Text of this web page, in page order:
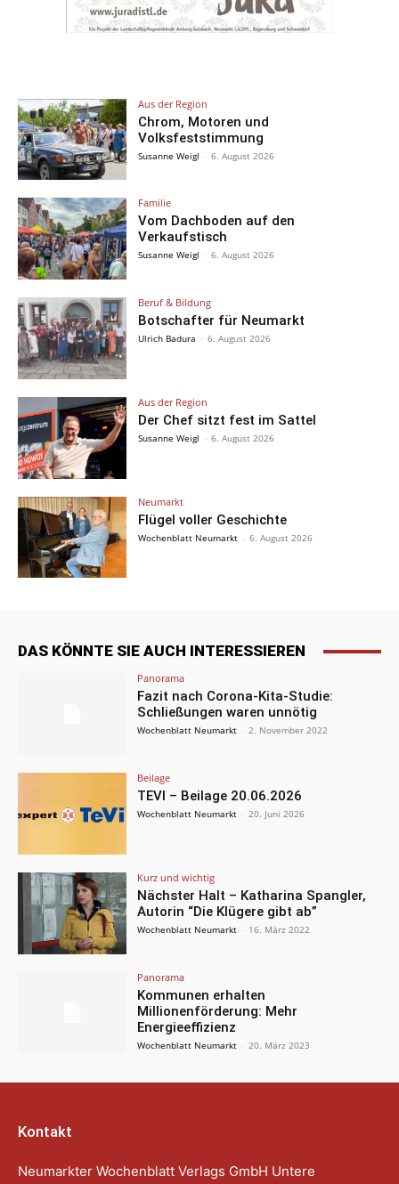
Aus der Region
Chrom, Motoren und
Volksfeststimmung
Susanne Weigl - 6. August 2026
Familie
Vom Dachboden auf den
Verkaufstisch
Susanne Weigl - 6. August 2026
Beruf & Bildung
Botschafter für Neumarkt
Ulrich Badura - 6. August 2026
Aus der Region
Der Chef sitzt fest im Sattel
Susanne Weigl - 6. August 2026
Neumarkt
Flügel voller Geschichte
Wochenblatt Neumarkt - 6. August 2026
DAS KÖNNTE SIE AUCH INTERESSIEREN
Panorama
Fazit nach Corona-Kita-Studie:
Schließungen waren unnötig
Wochenblatt Neumarkt - 2. November 2022
Beilage
TEVI – Beilage 20.06.2026
Wochenblatt Neumarkt - 20. Juni 2026
Kurz und wichtig
Nächster Halt – Katharina Spangler,
Autorin “Die Klügere gibt ab”
Wochenblatt Neumarkt - 16. März 2022
Panorama
Kommunen erhalten
Millionenförderung: Mehr
Energieeffizienz
Wochenblatt Neumarkt - 20. März 2023
Kontakt
Neumarkter Wochenblatt Verlags GmbH Untere